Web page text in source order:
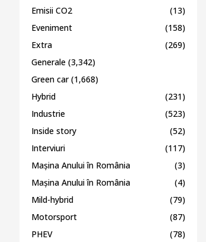
Emisii CO2
(13)
Eveniment
(158)
Extra
(269)
Generale (3,342)
Green car(1,668)
Hybrid
(231)
Industrie
(523)
Inside story
(52)
Interviuri
(117)
Mașina Anului în România
(3)
Mașina Anului în România
(4)
Mild-hybrid
(79)
Motorsport
(87)
PHEV
(78)